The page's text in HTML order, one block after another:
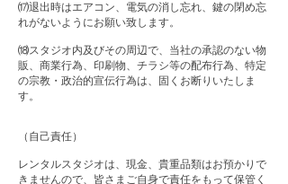
⒄退出時はエアコン、電気の消し忘れ、鍵の閉め忘
れがないようにお願い致します。
⒅スタジオ内及びその周辺で、当社の承認のない物
販、商業行為、印刷物、チラシ等の配布行為、特定
の宗教・政治的宣伝行為は、固くお断りいたしま
す。
（自己責任）
レンタルスタジオは、現金、貴重品類はお預かりで
きませんので、皆さまご自身で責任をもって保管く